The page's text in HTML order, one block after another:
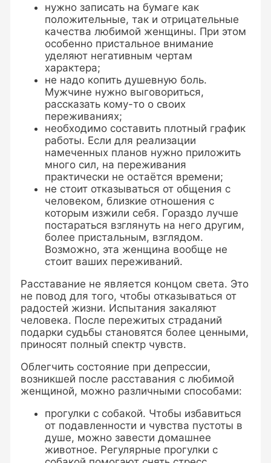
нужно записать на бумаге как
положительные, так и отрицательные
качества любимой женщины. При этом
особенно пристальное внимание
уделяют негативным чертам
характера;
не надо копить душевную боль.
Мужчине нужно выговориться,
рассказать кому-то о своих
переживаниях;
необходимо составить плотный график
работы. Если для реализации
намеченных планов нужно приложить
много сил, на переживания
практически не остаётся времени;
не стоит отказываться от общения с
человеком, близкие отношения с
которым изжили себя. Гораздо лучше
постараться взглянуть на него другим,
более пристальным, взглядом.
Возможно, эта женщина вообще не
стоит ваших переживаний.
Расставание не является концом света. Это
не повод для того, чтобы отказываться от
радостей жизни. Испытания закаляют
человека. После пережитых страданий
подарки судьбы становятся более ценными,
приносят полный спектр чувств.
Облегчить состояние при депрессии,
возникшей после расставания с любимой
женщиной, можно различными способами:
прогулки с собакой. Чтобы избавиться
от подавленности и чувства пустоты в
душе, можно завести домашнее
животное. Регулярные прогулки с